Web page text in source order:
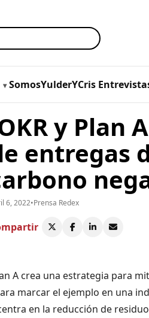
SomosYulderYCris
y
entregas
6, 2022•Prensa Redex
A crea una estrategia para
marcar el ejemplo en una
en la reducción de